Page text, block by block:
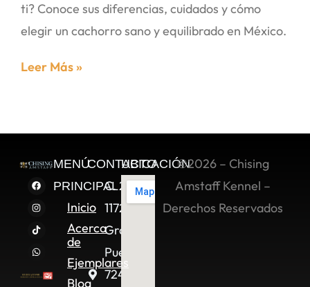
ti? Conoce sus diferencias, cuidados y cómo
elegir un cachorro sano y equilibrado en México.
Leer Más »
MENÚ
PRINCIPAL
Inicio
Acerca
de
Ejemplares
Blog
CONTACTO
C. 2 Sur
11722,
Granjas
Puebla,
72490
UBICACIÓN©2026 – Chising
Amstaff Kennel –
Derechos Reservados